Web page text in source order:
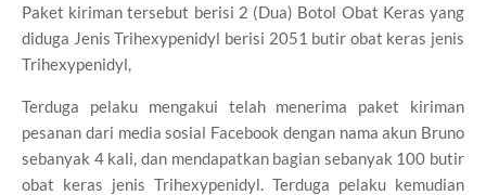
Paket kiriman tersebut berisi 2 (Dua) Botol Obat Keras yang
diduga Jenis Trihexypenidyl berisi 2051 butir obat keras jenis
Trihexypenidyl,
Terduga pelaku mengakui telah menerima paket kiriman
pesanan dari media sosial Facebook dengan nama akun Bruno
sebanyak 4 kali, dan mendapatkan bagian sebanyak 100 butir
obat keras jenis Trihexypenidyl. Terduga pelaku kemudian